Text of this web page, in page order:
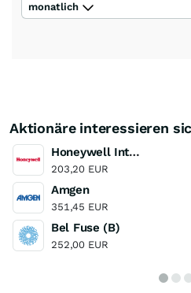
monatlich
Aktionäre interessieren
Honeywell International
203,20 EUR
Amgen
351,45 EUR
Bel Fuse (B)
252,00 EUR